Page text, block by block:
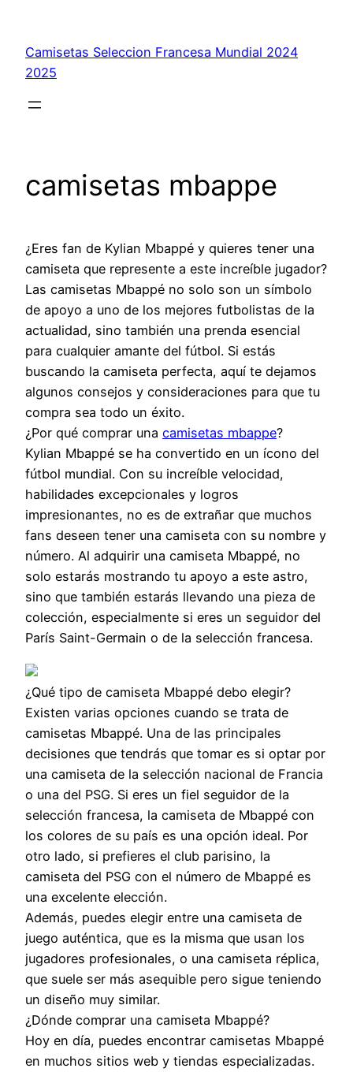
contenido
Camisetas Seleccion Francesa Mundial 2024
2025
camisetas mbappe
¿Eres fan de Kylian Mbappé y quieres tener una
camiseta que represente a este increíble jugador?
Las camisetas Mbappé no solo son un símbolo
de apoyo a uno de los mejores futbolistas de la
actualidad, sino también una prenda esencial
para cualquier amante del fútbol. Si estás
buscando la camiseta perfecta, aquí te dejamos
algunos consejos y consideraciones para que tu
compra sea todo un éxito.
¿Por qué comprar una camisetas mbappe?
Kylian Mbappé se ha convertido en un ícono del
fútbol mundial. Con su increíble velocidad,
habilidades excepcionales y logros
impresionantes, no es de extrañar que muchos
fans deseen tener una camiseta con su nombre y
número. Al adquirir una camiseta Mbappé, no
solo estarás mostrando tu apoyo a este astro,
sino que también estarás llevando una pieza de
colección, especialmente si eres un seguidor del
París Saint-Germain o de la selección francesa.
¿Qué tipo de camiseta Mbappé debo elegir?
Existen varias opciones cuando se trata de
camisetas Mbappé. Una de las principales
decisiones que tendrás que tomar es si optar por
una camiseta de la selección nacional de Francia
o una del PSG. Si eres un fiel seguidor de la
selección francesa, la camiseta de Mbappé con
los colores de su país es una opción ideal. Por
otro lado, si prefieres el club parisino, la
camiseta del PSG con el número de Mbappé es
una excelente elección.
Además, puedes elegir entre una camiseta de
juego auténtica, que es la misma que usan los
jugadores profesionales, o una camiseta réplica,
que suele ser más asequible pero sigue teniendo
un diseño muy similar.
¿Dónde comprar una camiseta Mbappé?
Hoy en día, puedes encontrar camisetas Mbappé
en muchos sitios web y tiendas especializadas.